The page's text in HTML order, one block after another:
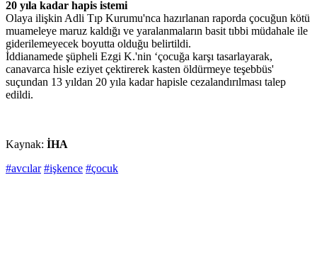
20 yıla kadar hapis istemi
Olaya ilişkin Adli Tıp Kurumu'nca hazırlanan raporda çocuğun kötü
muameleye maruz kaldığı ve yaralanmaların basit tıbbi müdahale ile
giderilemeyecek boyutta olduğu belirtildi.
İddianamede şüpheli Ezgi K.'nin ‘çocuğa karşı tasarlayarak,
canavarca hisle eziyet çektirerek kasten öldürmeye teşebbüs'
suçundan 13 yıldan 20 yıla kadar hapisle cezalandırılması talep
edildi.
Kaynak: İHA
#avcılar #işkence #çocuk